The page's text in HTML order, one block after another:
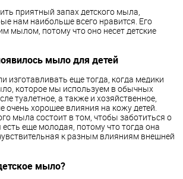
приятный запах детского мыла,
нам наибольше всего нравится. Его
мылом, потому что оно несет детские
мыло для детей
изготавливать еще тогда, когда медики
которое мы используем в обычных
туалетное, а также и хозяйственное,
очень хорошее влияния на кожу детей.
мыла состоит в том, чтобы заботиться о
есть еще молодая, потому что тогда она
к разным влияниям внешней
мыло?